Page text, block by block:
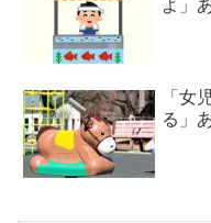
よ」
「女
る」